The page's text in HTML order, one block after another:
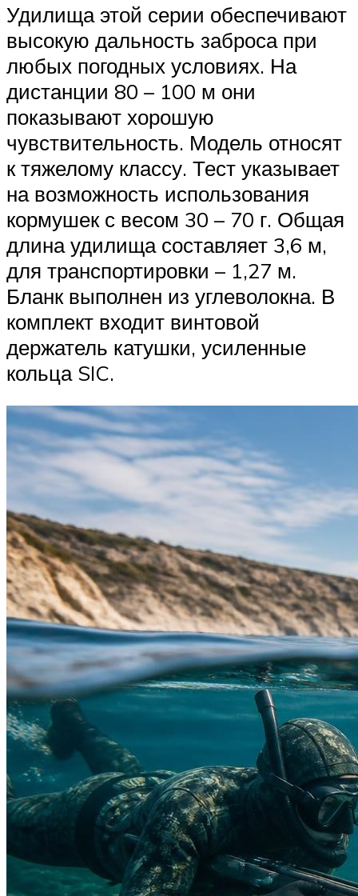
Удилища этой серии обеспечивают
высокую дальность заброса при
любых погодных условиях. На
дистанции 80 – 100 м они
показывают хорошую
чувствительность. Модель относят
к тяжелому классу. Тест указывает
на возможность использования
кормушек с весом 30 – 70 г. Общая
длина удилища составляет 3,6 м,
для транспортировки – 1,27 м.
Бланк выполнен из углеволокна. В
комплект входит винтовой
держатель катушки, усиленные
кольца SIC.